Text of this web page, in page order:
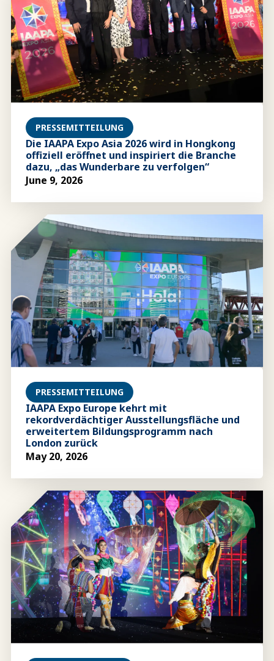
Die IAAPA Expo Asia 2026 wird in Hongkong
offiziell eröffnet und inspiriert die Branche
dazu, „das Wunderbare zu verfolgen“
PRESSEMITTEILUNG
June 9, 2026
IAAPA Expo Europe kehrt mit
rekordverdächtiger Ausstellungsfläche und
erweitertem Bildungsprogramm nach
London zurück
PRESSEMITTEILUNG
May 20, 2026